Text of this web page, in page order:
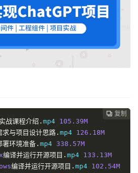
 复制
 复制
 复制
战课程介绍. mp4 105. 39M
求与项目设计思路. mp4 126. 18M
署环境准备. mp4 338. 57M
编译并运行开源项目. mp4 133. 13M
编译并运行开源项目. mp4 102. 54M